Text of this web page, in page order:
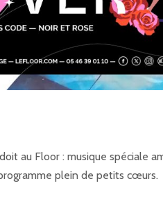
au Floor : musique spéciale
plein de petits cœurs.